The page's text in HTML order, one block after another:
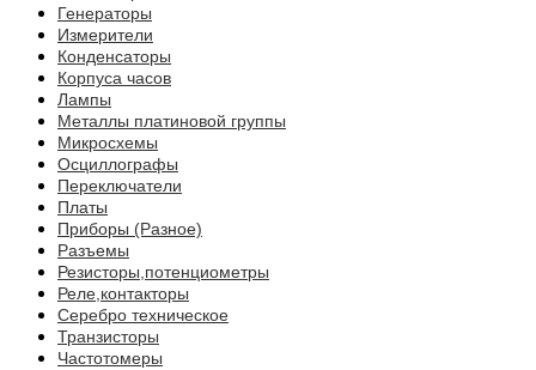
Генераторы
Измерители
Конденсаторы
Корпуса часов
Лампы
Металлы платиновой группы
Микросхемы
Осциллографы
Переключатели
Платы
Приборы (Разное)
Разъемы
Резисторы,потенциометры
Реле,контакторы
Серебро техническое
Транзисторы
Частотомеры